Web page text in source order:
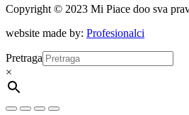
Copyright © 2023 Mi Piace doo sva
website made by: Profesionalci
Pretraga
×